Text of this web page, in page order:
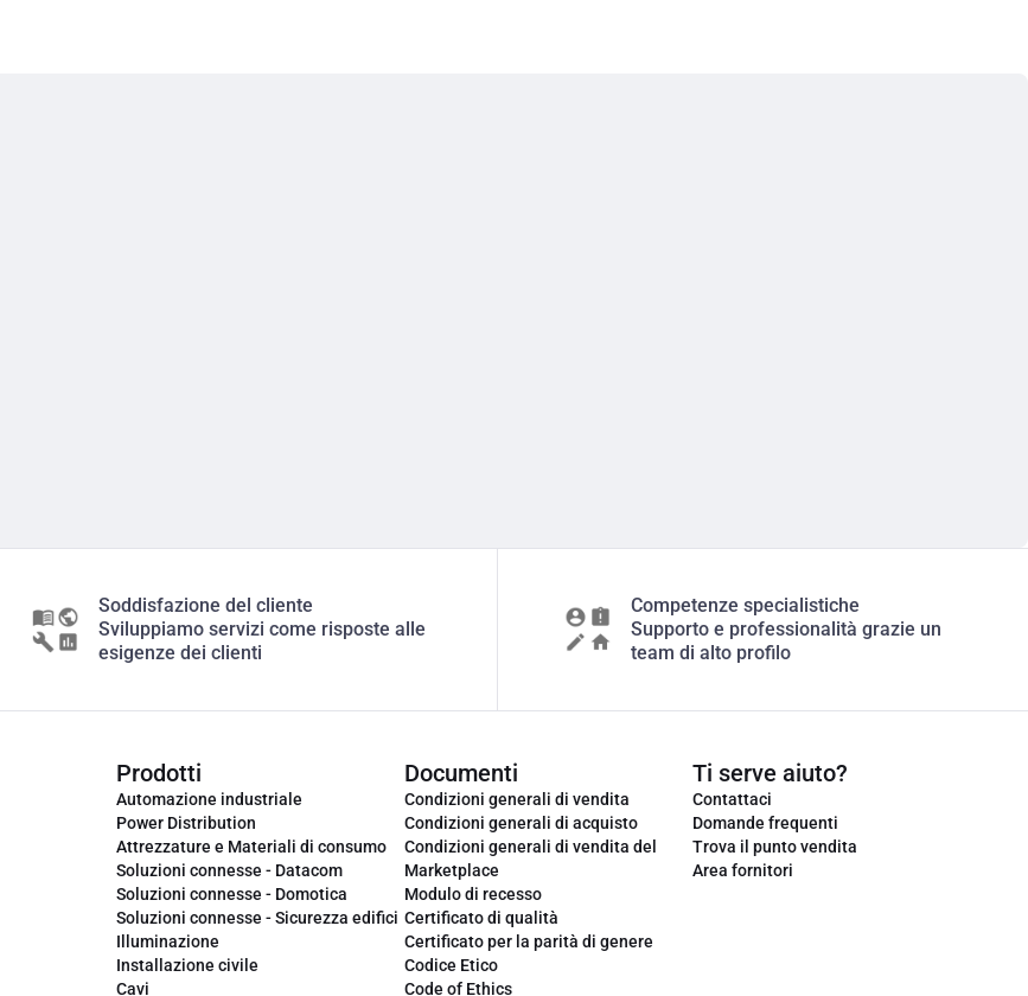
Soddisfazione del cliente
Sviluppiamo servizi come risposte alle
esigenze dei clienti
Competenze specialistiche
Supporto e professionalità grazie un
team di alto profilo
Prodotti
Automazione industriale
Power Distribution
Attrezzature e Materiali di consumo
Soluzioni connesse - Datacom
Soluzioni connesse - Domotica
Soluzioni connesse - Sicurezza edifici
Illuminazione
Installazione civile
Cavi
Documenti
Condizioni generali di vendita
Condizioni generali di acquisto
Condizioni generali di vendita del
Marketplace
Modulo di recesso
Certificato di qualità
Certificato per la parità di genere
Codice Etico
Code of Ethics
Ti serve aiuto?
Contattaci
Domande frequenti
Trova il punto vendita
Area fornitori